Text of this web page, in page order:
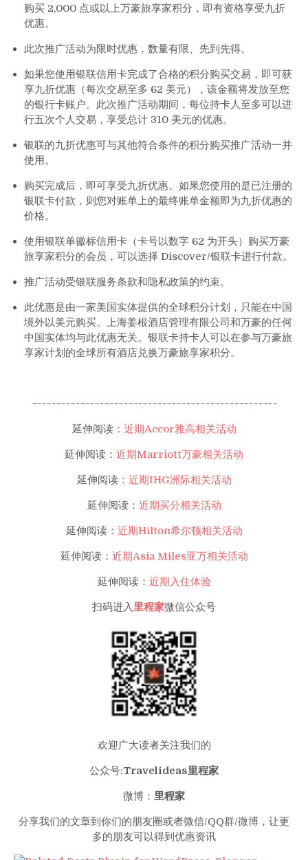
购买 2,000 点或以上万豪旅享家积分，即有资格享受九折
优惠。
此次推广活动为限时优惠，数量有限、先到先得。
如果您使用银联信用卡完成了合格的积分购买交易，即可获
享九折优惠（每次交易至多 62 美元），该金额将发放至您
的银行卡账户。此次推广活动期间，每位持卡人至多可以进
行五次个人交易，享受总计 310 美元的优惠。
银联的九折优惠可与其他符合条件的积分购买推广活动一并
使用。
购买完成后，即可享受九折优惠。如果您使用的是已注册的
银联卡付款，则您对账单上的最终账单金额即为九折优惠的
价格。
使用银联单徽标信用卡（卡号以数字 62 为开头）购买万豪
旅享家积分的会员，可以选择 Discover/银联卡进行付款。
推广活动受银联服务条款和隐私政策的约束。
此优惠是由一家美国实体提供的全球积分计划，只能在中国
境外以美元购买。上海姜根酒店管理有限公司和万豪的任何
中国实体均与此优惠无关。银联卡持卡人可以在参与万豪旅
享家计划的全球所有酒店兑换万豪旅享家积分。
~~~~~~~~~~~~~~~~~~~~~~~~~~~~~~~~~~~~~~~~~~~~~~~~~~~
延伸阅读： 近期Accor雅高相关活动
延伸阅读： 近期Marriott万豪相关活动
延伸阅读： 近期IHG洲际相关活动
延伸阅读： 近期买分相关活动
延伸阅读： 近期Hilton希尔顿相关活动
延伸阅读： 近期Asia Miles亚万相关活动
延伸阅读： 近期入住体验
扫码进入 里程家微信公众号
欢迎广大读者关注我们的
公众号:Travelideas里程家
微博： 里程家
分享我们的文章到你们的朋友圈或者微信/QQ群/微博，让更
多的朋友可以得到优惠资讯